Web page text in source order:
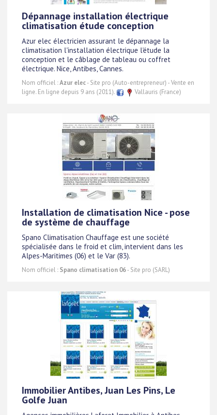
Dépannage installation électrique
climatisation étude conception
Azur elec électricien assurant le dépannage la
climatisation l'installation électrique l'étude la
conception et le câblage de tableau ou coffret
électrique. Nice, Antibes, Cannes.
Nom officiel :Azur elec- Site pro (Auto-entrepreneur) - Vente en
ligne. En ligne depuis 9 ans (2011).
Vallauris (France)
Installation de climatisation Nice - pose
de système de chauffage
Spano Climatisation Chauffage est une société
spécialisée dans le froid et clim, intervient dans les
Alpes-Maritimes (06) et le Var (83).
Nom officiel : Spano climatisation 06- Site pro (SARL)
Immobilier Antibes, Juan Les Pins, Le
Golfe Juan